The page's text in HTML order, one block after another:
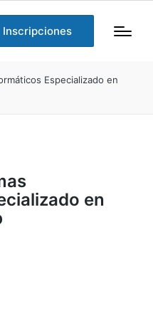
Inscripciones
Especializado en
en